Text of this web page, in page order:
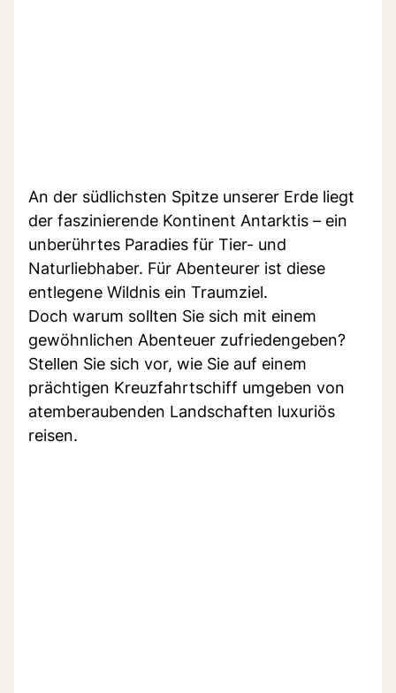
An der südlichsten Spitze unserer Erde liegt
der faszinierende Kontinent Antarktis – ein
unberührtes Paradies für Tier- und
Naturliebhaber. Für Abenteurer ist diese
entlegene Wildnis ein Traumziel.
Doch warum sollten Sie sich mit einem
gewöhnlichen Abenteuer zufriedengeben?
Stellen Sie sich vor, wie Sie auf einem
prächtigen Kreuzfahrtschiff umgeben von
atemberaubenden Landschaften luxuriös
reisen.